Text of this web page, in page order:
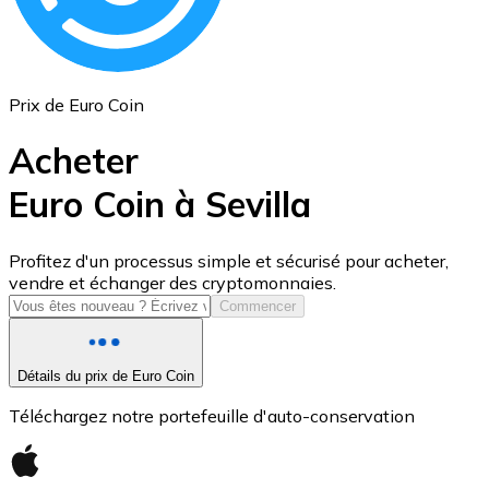
USD Coin
USDC
Prix de Euro Coin
Acheter
Euro Coin à Sevilla
Profitez d'un processus simple et sécurisé pour acheter,
vendre et échanger des cryptomonnaies.
Commencer
Détails du prix de Euro Coin
Téléchargez notre portefeuille d'auto-conservation